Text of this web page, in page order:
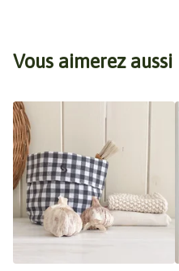
Vous aimerez aussi